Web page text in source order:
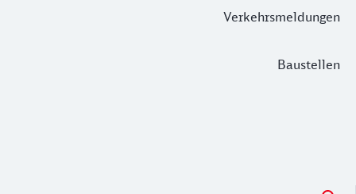
Verkehrsmeldungen
Baustellen